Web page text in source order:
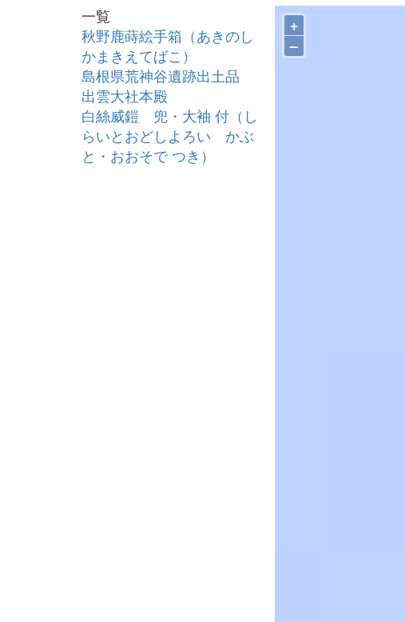
一覧
秋野鹿蒔絵手箱（あきのし
かまきえてばこ）
島根県荒神谷遺跡出土品
出雲大社本殿
白絲威鎧 兜・大袖 付（し
らいとおどしよろい かぶ
と・おおそで つき）
+
–